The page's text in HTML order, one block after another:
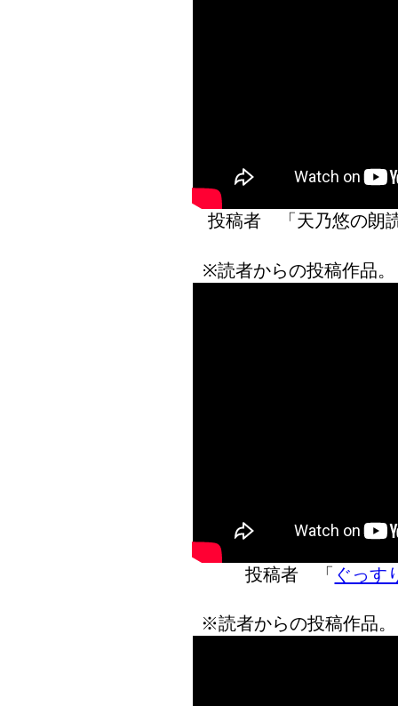
投稿者 「天乃悠の
※読者からの投稿作品
投稿者 「 ぐっす
※読者からの投稿作品